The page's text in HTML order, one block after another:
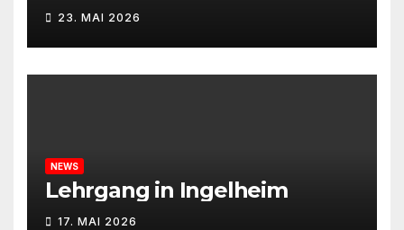
23. MAI 2026
NEWS
Lehrgang in Ingelheim
17. MAI 2026